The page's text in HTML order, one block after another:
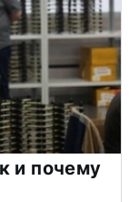
и почему